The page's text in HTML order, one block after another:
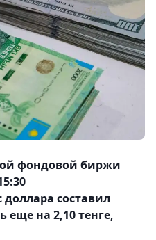
фондовой биржи
составил
еще на 2,10 тенге,